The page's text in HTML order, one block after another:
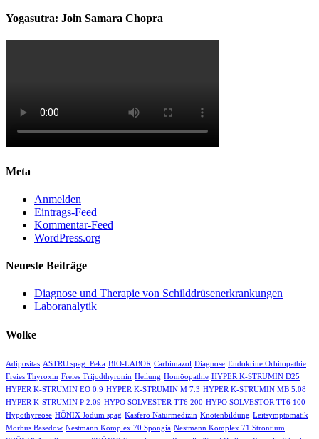
Yogasutra: Join Samara Chopra
Meta
Anmelden
Eintrags-Feed
Kommentar-Feed
WordPress.org
Neueste Beiträge
Diagnose und Therapie von Schilddrüsenerkrankungen
Laboranalytik
Wolke
Adipositas ASTRU spag. Peka BIO-LABOR Carbimazol Diagnose Endokrine Orbitopathie
Freies Thyroxin Freies Trijodthyronin Heilung Homöopathie HYPER K-STRUMIN D25
HYPER K-STRUMIN EO 0.9 HYPER K-STRUMIN M 7.3 HYPER K-STRUMIN MB 5.08
HYPER K-STRUMIN P 2.09 HYPO SOLVESTER TT6 200 HYPO SOLVESTOR TT6 100
Hypothyreose HÖNIX Jodum spag Kasfero Naturmedizin Knotenbildung Leitsymptomatik
Morbus Basedow Nestmann Komplex 70 Spongia Nestmann Komplex 71 Strontium